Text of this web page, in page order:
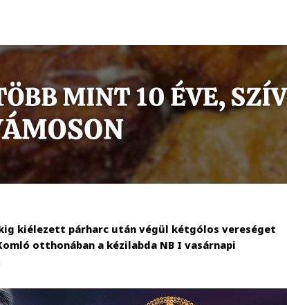
kiélezett párharc után végül kétgólos vereséget
otthonában a kézilabda NB I vasárnapi